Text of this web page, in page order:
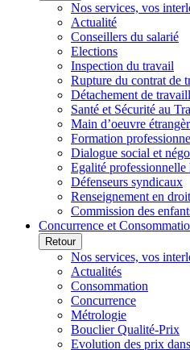
Nos services, vos
Actualité
Conseillers du salarié
Elections
Inspection du travail
Rupture du contrat de
Détachement de
Santé et Sécurité au
Main d’oeuvre
Formation
Dialogue social et
Egalité professionnelle
Défenseurs syndicaux
Renseignement en
Commission des
Concurrence et
Retour
Nos services, vos
Actualités
Consommation
Concurrence
Métrologie
Bouclier Qualité-Prix
Evolution des prix